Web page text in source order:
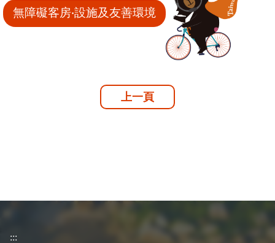
無障礙客房‧設施及友善環境
上一頁
:::